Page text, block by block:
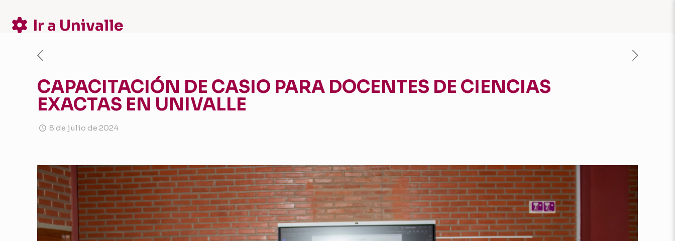
Ir a Univalle
CAPACITACIÓN DE CASIO PARA DOCENTES DE CIENCIAS
EXACTAS EN UNIVALLE
8 de julio de 2024